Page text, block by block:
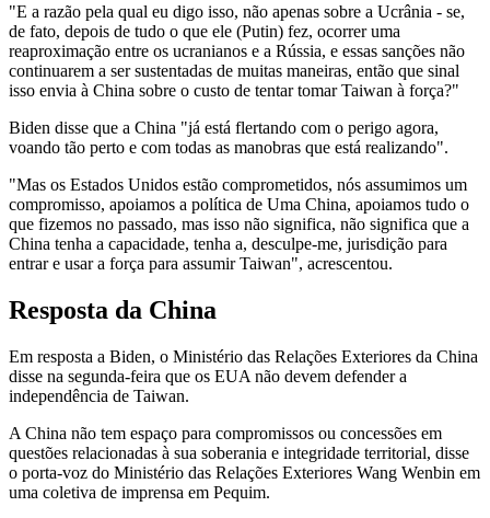
"E a razão pela qual eu digo isso, não apenas sobre a Ucrânia - se,
de fato, depois de tudo o que ele (Putin) fez, ocorrer uma
reaproximação entre os ucranianos e a Rússia, e essas sanções não
continuarem a ser sustentadas de muitas maneiras, então que sinal
isso envia à China sobre o custo de tentar tomar Taiwan à força?"
Biden disse que a China "já está flertando com o perigo agora,
voando tão perto e com todas as manobras que está realizando".
"Mas os Estados Unidos estão comprometidos, nós assumimos um
compromisso, apoiamos a política de Uma China, apoiamos tudo o
que fizemos no passado, mas isso não significa, não significa que a
China tenha a capacidade, tenha a, desculpe-me, jurisdição para
entrar e usar a força para assumir Taiwan", acrescentou.
Resposta da China
Em resposta a Biden, o Ministério das Relações Exteriores da China
disse na segunda-feira que os EUA não devem defender a
independência de Taiwan.
A China não tem espaço para compromissos ou concessões em
questões relacionadas à sua soberania e integridade territorial, disse
o porta-voz do Ministério das Relações Exteriores Wang Wenbin em
uma coletiva de imprensa em Pequim.